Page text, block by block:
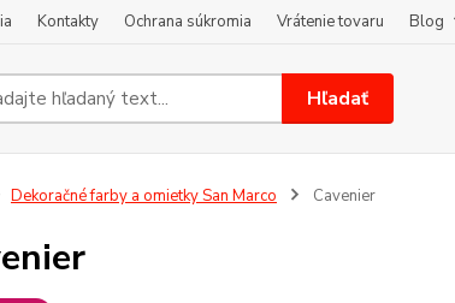
Kontakty Ochrana súkromia Vrátenie tovaru Blog
Hľadať
Dekoračné farby a omietky San Marco Cavenier